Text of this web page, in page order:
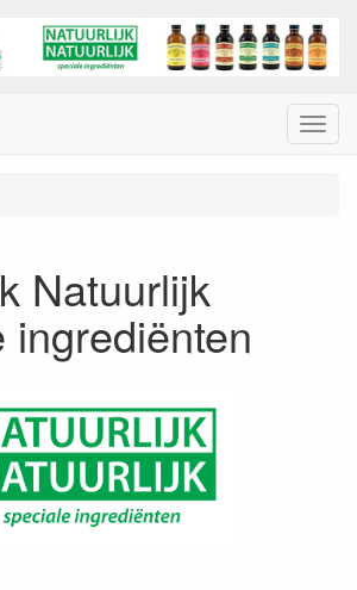
Menu
Natuurlijk
ingrediënten